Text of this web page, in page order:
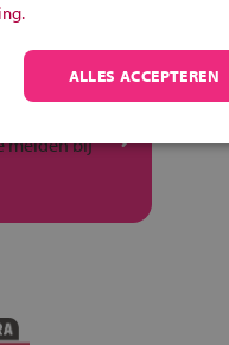
melden bij
ALLES ACCEPTEREN